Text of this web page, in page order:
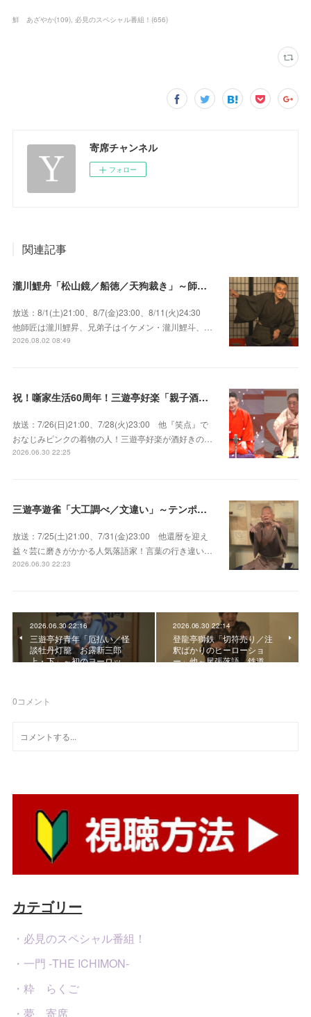
鮮 あざやか(109) 必見のスペシャル番組！ (656)
寄席チャンネル
フォロー
関連記事
瀧川鯉舟「松山鏡／船徳／天狗裁き」～師匠はあの唯一無二の雰囲気で爆笑をさらう瀧川鯉昇！
放送：8/1(土)21:00、8/7(金)23:00、8/11(火)24:30
他師匠は瀧川鯉昇、兄弟子はイケメン・瀧川鯉斗、…
2026.08.02 08:49
祝！噺家生活60周年！三遊亭好楽「親子酒」錦笑亭満堂「桜ん坊」～満堂フェス2026
放送：7/26(日)21:00、7/28(火)23:00 他『笑点』で
おなじみピンクの着物の人！三遊亭好楽が酒好きの…
2026.06.30 22:25
三遊亭遊雀「大工調べ／文違い」～テンポよくたたみかける語り口で人気・実力とも屈指！
放送：7/25(土)21:00、7/31(金)23:00 他還暦を迎え
益々芸に磨きがかかる人気落語家！言葉の行き違い…
2026.06.30 22:23
2026.06.30 22:16
三遊亭好青年「厄払い／怪
談牡丹灯籠 お露新三郎
上・下」～初のヨーロッ…
2026.06.30 22:14
登龍亭獅鉄「切符売り／注
釈ばかりのヒーローショ
ー」他～尾張落語、鉄道…
0コメント
カテゴリー
・必見のスペシャル番組！
・一門 -THE ICHIMON-
・粋 らくご
・夢 寄席